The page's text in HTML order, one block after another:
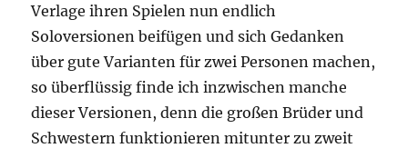
Verlage ihren Spielen nun endlich
Soloversionen beifügen und sich Gedanken
über gute Varianten für zwei Personen machen,
so überflüssig finde ich inzwischen manche
dieser Versionen, denn die großen Brüder und
Schwestern funktionieren mitunter zu zweit